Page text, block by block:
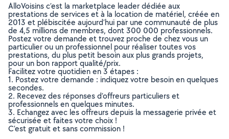
AlloVoisins c’est la marketplace leader dédiée aux
prestations de services et à la location de matériel, créée en
2013 et plébiscitée aujourd’hui par une communauté de plus
de 4,5 millions de membres, dont 300 000 professionnels.
Postez votre demande et trouvez proche de chez vous un
particulier ou un professionnel pour réaliser toutes vos
prestations, du plus petit besoin aux plus grands projets,
pour un bon rapport qualité/prix.
Facilitez votre quotidien en 3 étapes :
1. Postez votre demande : indiquez votre besoin en quelques
secondes.
2. Recevez des réponses d’offreurs particuliers et
professionnels en quelques minutes.
3. Echangez avec les offreurs depuis la messagerie privée et
sécurisée et faites votre choix !
C’est gratuit et sans commission !